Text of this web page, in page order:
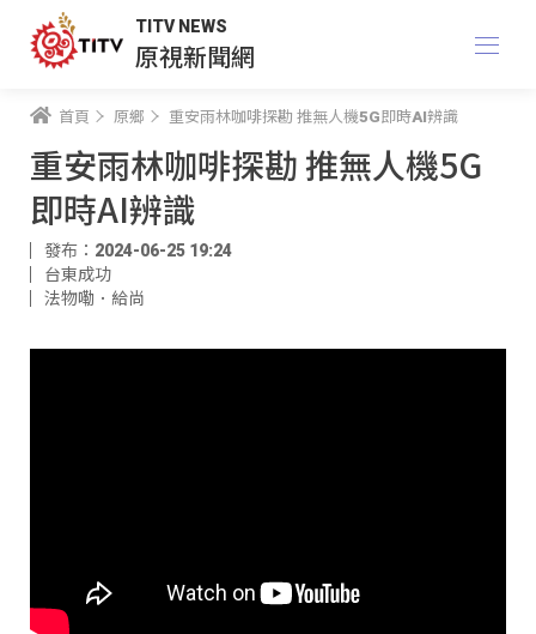
TITV NEWS
原視新聞網
首頁 原鄉 重安雨林咖啡探勘 推無人機5G即時AI辨識
重安雨林咖啡探勘 推無人機5G
即時AI辨識
發布：2024-06-25 19:24
台東成功
法物嘞．給尚